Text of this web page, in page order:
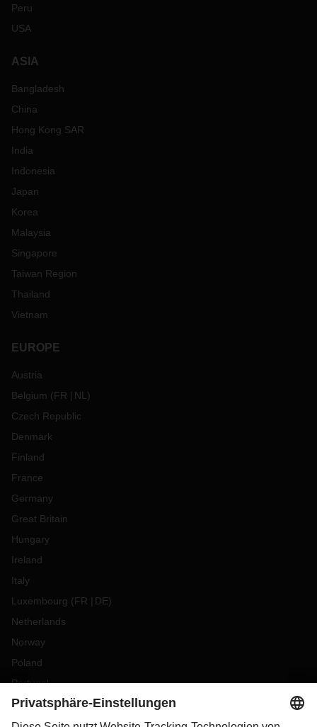
Peru
USA
ASIA
Bangladesh
China
Hong Kong SAR
India
Indonesia
Japan
Korea
Malaysia
Singapore
Taiwan Region
Thailand
Vietnam
EUROPE
Austria
Belgium (FR NL )
Czech Republic
Denmark
Finland
France
Germany
Great Britain
Hungary
Ireland
Italy
Luxembourg (FR DE)
Netherlands
Norway
Poland
Portugal
Romania
Slovakia